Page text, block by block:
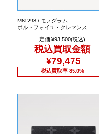
M61298 / モノグラム
ポルトフォイユ・クレマンス
定価 ¥93,500(税込)
税込買取金額
¥79,475
税込買取率 85.0%